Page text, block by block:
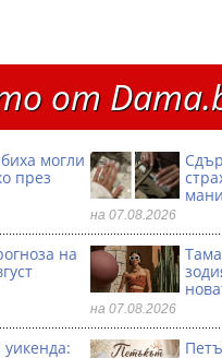
от
могли
през
на 07.08.2026
на
на 07.08.2026